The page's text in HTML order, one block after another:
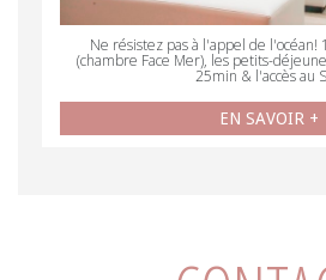
Ne résistez pas à l'appel de
(chambre Face Mer), les petits-
25min & l'accès au
EN SAVOIR +